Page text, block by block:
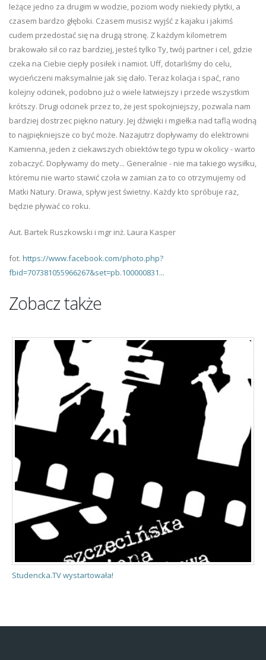
leżące jedno za drugim w wodzie, poziom wody niekiedy płytki, a
czasem bardzo głęboki. Czasem musisz wyjść z kajaku i jakimś
cudem przedostać się na drugą stronę. Z każdym kilometrem
brakowało sił co raz bardziej, jesteś tylko Ty, twój partner i cel, gdzie
czeka na Ciebie ciepły posiłek i namiot. Uff, dotarliśmy do celu,
wycieńczeni maksymalnie jak się dało. Teraz kolacja i spać, rano
kolejny odcinek, podobno już o wiele łatwiejszy i przede wszystkim
krótszy. Drugi odcinek przez to, że jest spokojniejszy, pozwala nam
bardziej dostrzec piękno natury. Jej dźwięki i mgiełka nad taflą wodną
to najpiękniejsze co być może. Nazajutrz dopływamy do elektrowni
Kamienna, jeden z ciekawszych obiektów tego typu w okolicy - warto
zobaczyć. Dopływamy do mety... Generalnie - nie ma takiego wysiłku,
któremu nie warto stawić czoła w zamian za to co otrzymujemy od
Matki Natury. Drawa, spływ jest świetny. Każdy kto spróbuje raz,
będzie pływać co roku.
Aut. Bartek Ruszkowski i mgr inż. Laura Kasper
fot. https://www.facebook.com/photo.php?
fbid=707381055966267&set=pb.100000831...
Zobacz także
Studencka.TV wystartowała!